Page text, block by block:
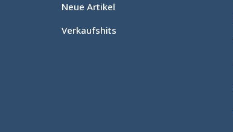
Neue Artikel
Verkaufshits